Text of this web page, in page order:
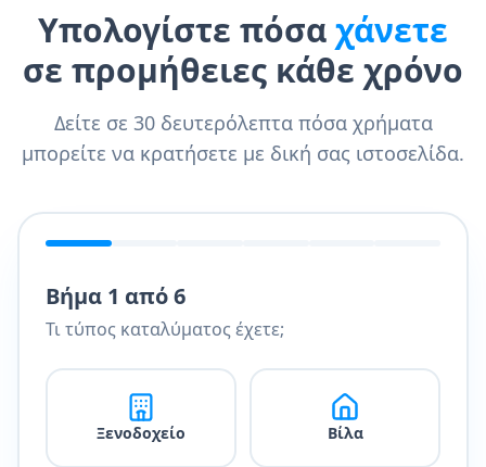
Υπολογίστε πόσαχάνετε
σε προμήθειες κάθε χρόνο
Δείτε σε 30 δευτερόλεπτα πόσα χρήματα
μπορείτε να κρατήσετε με δική σας ιστοσελίδα.
Βήμα 1 από 6
Τι τύπος καταλύματος έχετε;
Ξενοδοχείο Βίλα